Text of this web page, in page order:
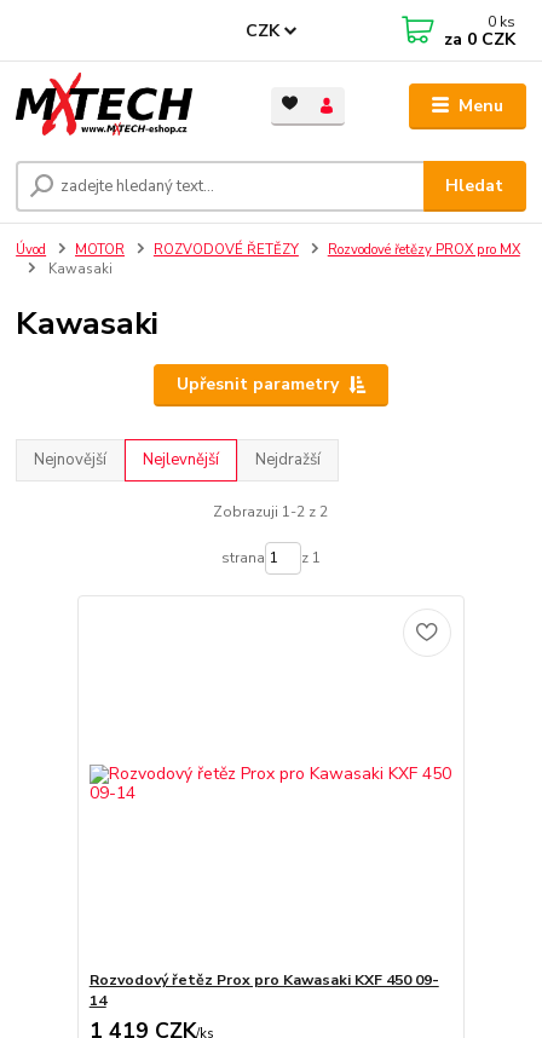
Menu
CZK
Hledat
0 ks
za 0 CZK
Úvod MOTOR ROZVODOVÉ ŘETĚZY
Rozvodové řetězy PROX pro MX
Kawasaki
Kawasaki
Upřesnit parametry
Nejnovější Nejlevnější Nejdražší
Zobrazuji 1-2 z 2
strana z 1
Rozvodový řetěz Prox pro Kawasaki KXF 450 09-
14
1 419 CZK/ks